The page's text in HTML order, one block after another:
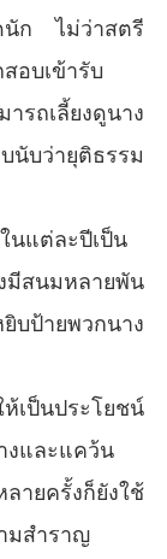
นัก ไม่ว่าสตรี
อบเข้ารับ
ถเลี้ยงดูนาง
นับว่ายุติธรรม
นแต่ละปีเป็น
มีสนมหลายพัน
บป้ายพวกนาง
เป็นประโยชน์
งและแคว้น
ายครั้งก็ยังใช้
มสำราญ